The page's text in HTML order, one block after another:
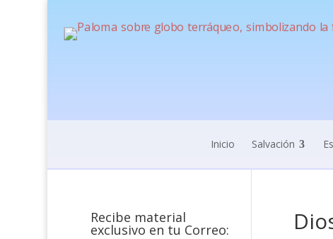
Inicio Salvación
Recibe material
exclusivo en tu Correo: